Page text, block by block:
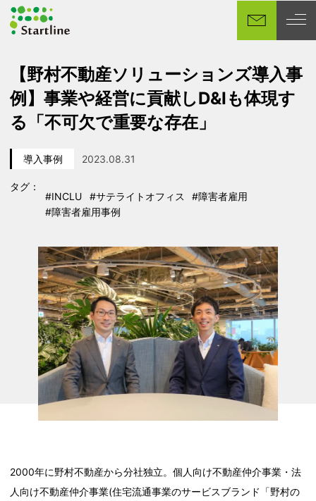
イ
テ
へ
移
【野村不動産ソリューションズ導入事
例】事業や経営に貢献しD&Iも体現す
る「不可欠で重要な存在」
カテゴリー
導入事例
投稿日
2023.08.31
タグ：
タグ
#INCLU
タグ
#サテライトオフィス
タグ
#障害者雇用
タグ
#障害者雇用事例
2000年に野村不動産から分社独立。個人向け不動産仲介事業・法
人向け不動産仲介事業(住宅流通事業のサービスブランド「野村の